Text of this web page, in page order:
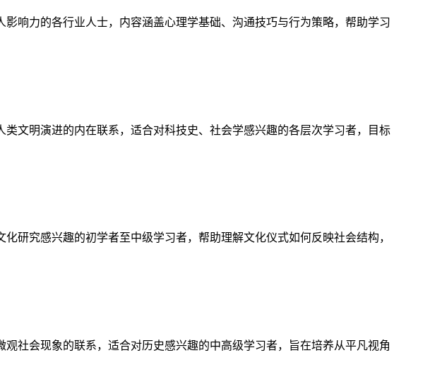
响力的各行业人士，内容涵盖心理学基础、沟通技巧与行为策略，帮助学习
文明演进的内在联系，适合对科技史、社会学感兴趣的各层次学习者，目标
研究感兴趣的初学者至中级学习者，帮助理解文化仪式如何反映社会结构，
社会现象的联系，适合对历史感兴趣的中高级学习者，旨在培养从平凡视角